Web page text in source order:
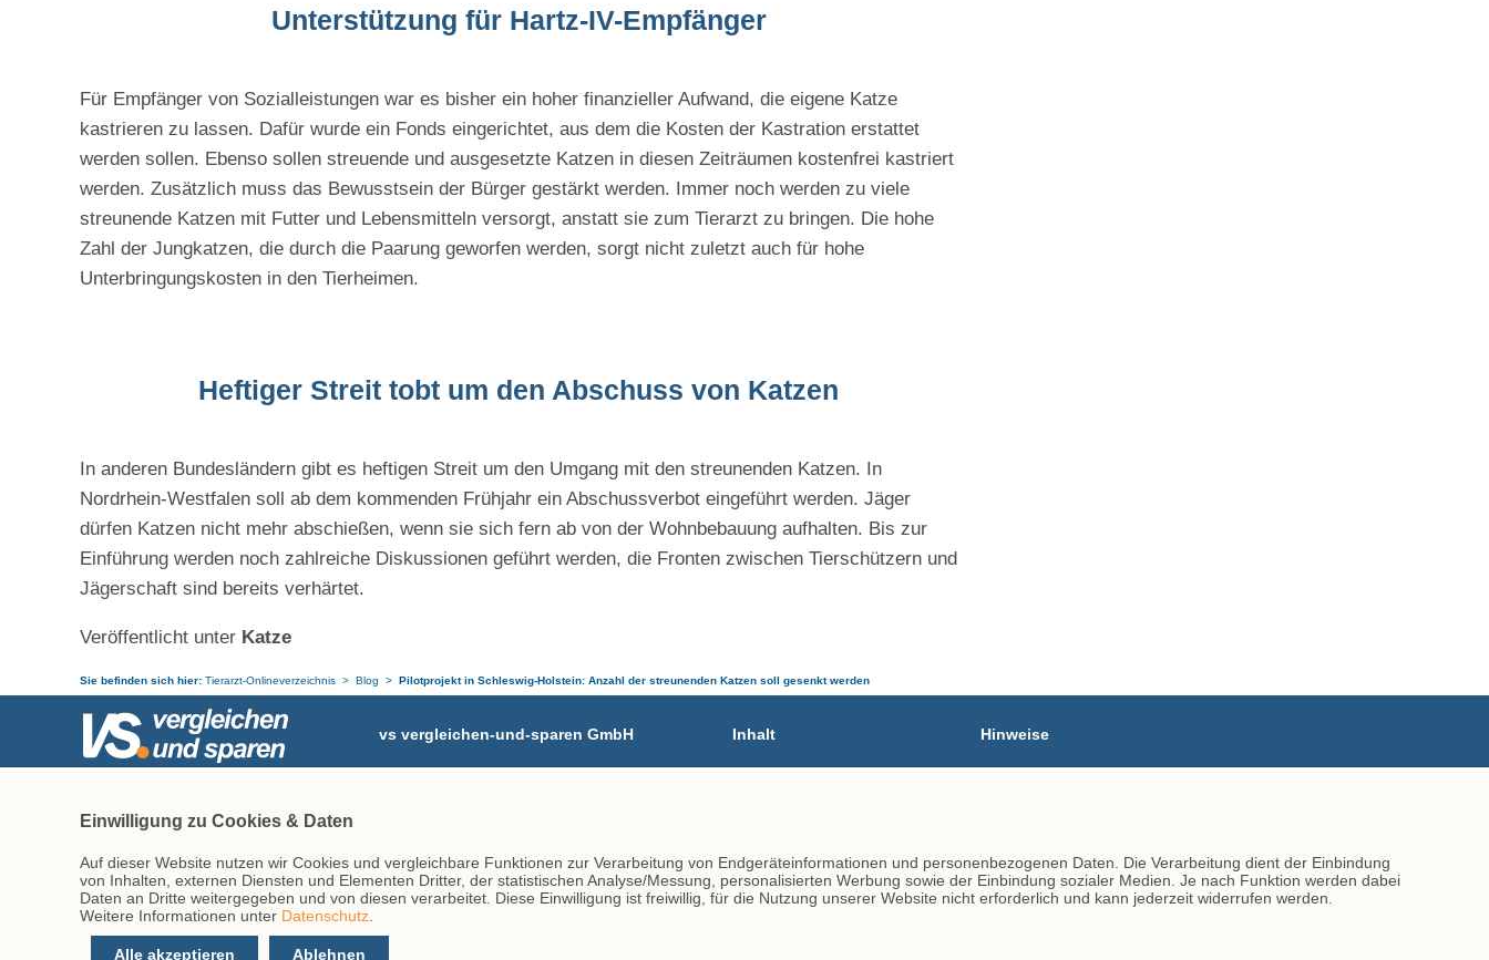
Unterstützung für Hartz-IV-Empfänger
Für Empfänger von Sozialleistungen war es bisher ein hoher finanzieller Aufwand, die eigene Katze
kastrieren zu lassen. Dafür wurde ein Fonds eingerichtet, aus dem die Kosten der Kastration erstattet
werden sollen. Ebenso sollen streuende und ausgesetzte Katzen in diesen Zeiträumen kostenfrei kastriert
werden. Zusätzlich muss das Bewusstsein der Bürger gestärkt werden. Immer noch werden zu viele
streunende Katzen mit Futter und Lebensmitteln versorgt, anstatt sie zum Tierarzt zu bringen. Die hohe
Zahl der Jungkatzen, die durch die Paarung geworfen werden, sorgt nicht zuletzt auch für hohe
Unterbringungskosten in den Tierheimen.
Heftiger Streit tobt um den Abschuss von Katzen
In anderen Bundesländern gibt es heftigen Streit um den Umgang mit den streunenden Katzen. In
Nordrhein-Westfalen soll ab dem kommenden Frühjahr ein Abschussverbot eingeführt werden. Jäger
dürfen Katzen nicht mehr abschießen, wenn sie sich fern ab von der Wohnbebauung aufhalten. Bis zur
Einführung werden noch zahlreiche Diskussionen geführt werden, die Fronten zwischen Tierschützern und
Jägerschaft sind bereits verhärtet.
Veröffentlicht unter Katze
Sie befinden sich hier: Tierarzt-Onlineverzeichnis Blog Pilotprojekt in Schleswig-Holstein: Anzahl der streunenden Katzen soll gesenkt werden
vs vergleichen-und-sparen GmbH
info@tierarzt-onlineverzeichnis.de
Inhalt Hinweise
Einwilligung zu Cookies & Daten
Auf dieser Website nutzen wir Cookies und vergleichbare Funktionen zur Verarbeitung von Endgeräteinformationen und personenbezogenen Daten. Die Verarbeitung dient der Einbindung
von Inhalten, externen Diensten und Elementen Dritter, der statistischen Analyse/Messung, personalisierten Werbung sowie der Einbindung sozialer Medien. Je nach Funktion werden dabei
Daten an Dritte weitergegeben und von diesen verarbeitet. Diese Einwilligung ist freiwillig, für die Nutzung unserer Website nicht erforderlich und kann jederzeit widerrufen werden.
Weitere Informationen unter Datenschutz
Alle akzeptieren Ablehnen